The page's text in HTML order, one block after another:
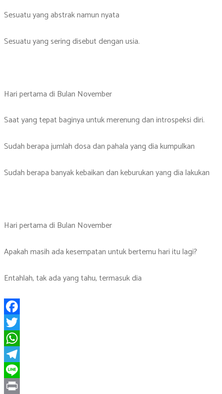
Sesuatu yang abstrak namun nyata
Sesuatu yang sering disebut dengan usia.
Hari pertama di Bulan November
Saat yang tepat baginya untuk merenung dan introspeksi diri.
Sudah berapa jumlah dosa dan pahala yang dia kumpulkan
Sudah berapa banyak kebaikan dan keburukan yang dia lakukan
Hari pertama di Bulan November
Apakah masih ada kesempatan untuk bertemu hari itu lagi?
Entahlah, tak ada yang tahu, termasuk dia
Facebook
Twitter
WhatsApp
Telegram
Line